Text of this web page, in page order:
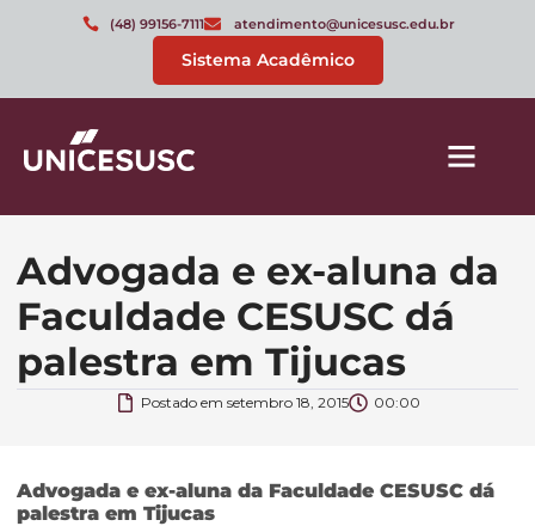
(48) 99156-7111 atendimento@unicesusc.edu.br
Sistema Acadêmico
Advogada e ex-aluna da
Faculdade CESUSC dá
palestra em Tijucas
Postado em setembro 18, 2015 00:00
Advogada e ex-aluna da Faculdade CESUSC dá
palestra em Tijucas